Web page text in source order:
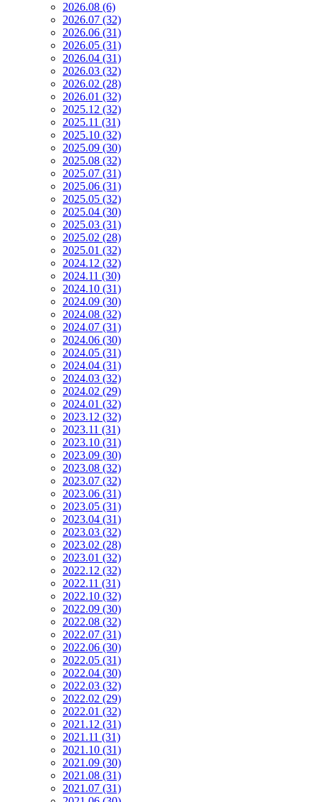
2026.08 (6)
2026.07 (32)
2026.06 (31)
2026.05 (31)
2026.04 (31)
2026.03 (32)
2026.02 (28)
2026.01 (32)
2025.12 (32)
2025.11 (31)
2025.10 (32)
2025.09 (30)
2025.08 (32)
2025.07 (31)
2025.06 (31)
2025.05 (32)
2025.04 (30)
2025.03 (31)
2025.02 (28)
2025.01 (32)
2024.12 (32)
2024.11 (30)
2024.10 (31)
2024.09 (30)
2024.08 (32)
2024.07 (31)
2024.06 (30)
2024.05 (31)
2024.04 (31)
2024.03 (32)
2024.02 (29)
2024.01 (32)
2023.12 (32)
2023.11 (31)
2023.10 (31)
2023.09 (30)
2023.08 (32)
2023.07 (32)
2023.06 (31)
2023.05 (31)
2023.04 (31)
2023.03 (32)
2023.02 (28)
2023.01 (32)
2022.12 (32)
2022.11 (31)
2022.10 (32)
2022.09 (30)
2022.08 (32)
2022.07 (31)
2022.06 (30)
2022.05 (31)
2022.04 (30)
2022.03 (32)
2022.02 (29)
2022.01 (32)
2021.12 (31)
2021.11 (31)
2021.10 (31)
2021.09 (30)
2021.08 (31)
2021.07 (31)